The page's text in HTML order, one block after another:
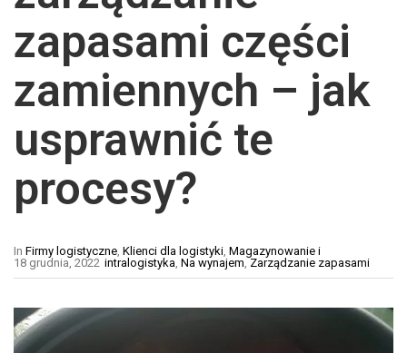
zapasami części
zamiennych – jak
usprawnić te
procesy?
In Firmy logistyczne, Klienci dla logistyki, Magazynowanie i
intralogistyka, Na wynajem, Zarządzanie zapasami
18 grudnia, 2022